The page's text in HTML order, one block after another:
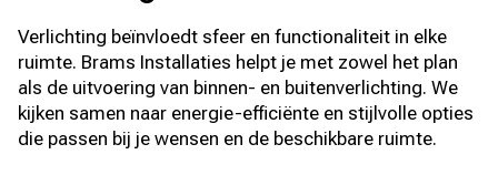
Verlichting beïnvloedt sfeer en functionaliteit in elke
ruimte. Brams Installaties helpt je met zowel het plan
als de uitvoering van binnen- en buitenverlichting. We
kijken samen naar energie-efficiënte en stijlvolle opties
die passen bij je wensen en de beschikbare ruimte.